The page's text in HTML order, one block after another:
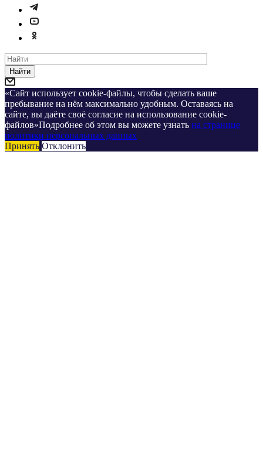
Найти
«Сайт использует cookie-файлы, чтобы сделать ваше
пребывание на нём максимально удобным. Оставаясь на
сайте, вы даёте своё согласие на использование cookie-
файлов»Подробнее об этом вы можете узнать на странице
политики персональных данных
Принять Отклонить